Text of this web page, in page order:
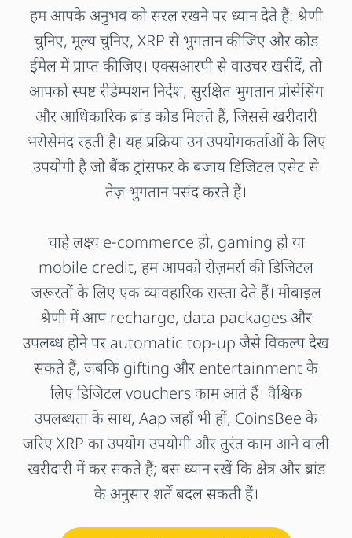
हम आपके अनुभव को सरल रखने पर ध्यान देते हैं: श्रेणी
चुनिए, मूल्य चुनिए, XRP से भुगतान कीजिए और कोड
ईमेल में प्राप्त कीजिए। एक्सआरपी से वाउचर खरीदें, तो
आपको स्पष्ट रीडेम्पशन निर्देश, सुरक्षित भुगतान प्रोसेसिंग
और आधिकारिक ब्रांड कोड मिलते हैं, जिससे खरीदारी
भरोसेमंद रहती है। यह प्रक्रिया उन उपयोगकर्ताओं के लिए
उपयोगी है जो बैंक ट्रांसफर के बजाय डिजिटल एसेट से
तेज़ भुगतान पसंद करते हैं।
चाहे लक्ष्य e-commerce हो, gaming हो या
mobile credit, हम आपको रोज़मर्रा की डिजिटल
जरूरतों के लिए एक व्यावहारिक रास्ता देते हैं। मोबाइल
श्रेणी में आप recharge, data packages और
उपलब्ध होने पर automatic top-up जैसे विकल्प देख
सकते हैं, जबकि gifting और entertainment के
लिए डिजिटल vouchers काम आते हैं। वैश्विक
उपलब्धता के साथ, Aap जहाँ भी हों, CoinsBee के
जरिए XRP का उपयोग उपयोगी और तुरंत काम आने वाली
खरीदारी में कर सकते हैं; बस ध्यान रखें कि क्षेत्र और ब्रांड
के अनुसार शर्तें बदल सकती हैं।